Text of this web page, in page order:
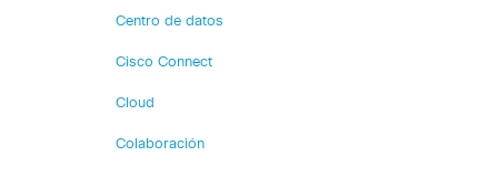
Centro de datos
Cisco Connect
Cloud
Colaboración